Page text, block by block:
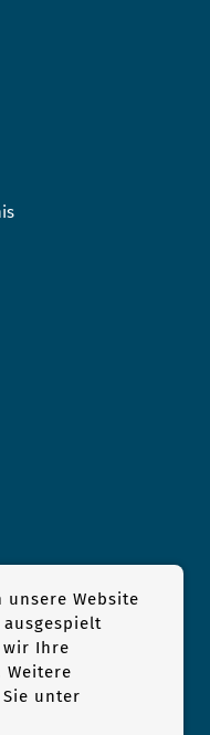
unsere Website
Ihre
unter